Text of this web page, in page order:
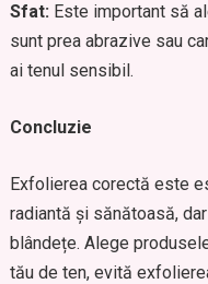
Sfat: Este important să
sunt prea abrazive sau
ai tenul sensibil.
Concluzie
Exfolierea corectă este
radiantă și sănătoasă,
blândețe. Alege
tău de ten, evită